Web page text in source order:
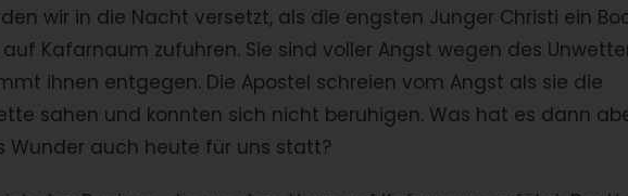
wir in die Nacht versetzt, als die engsten Junger Christi ein
Kafarnaum zufuhren. Sie sind voller Angst wegen des
ihnen entgegen. Die Apostel schreien vom Angst als sie die
sahen und konnten sich nicht beruhigen. Was hat es dann
Wunder auch heute für uns statt?